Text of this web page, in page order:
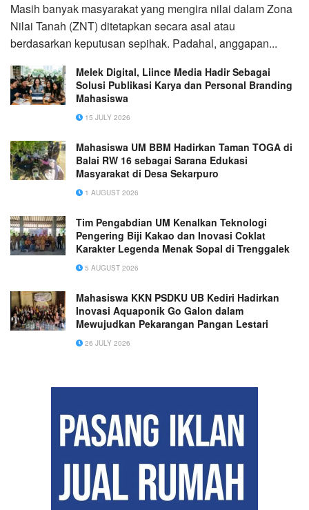
Masih banyak masyarakat yang mengira nilai dalam Zona
Nilai Tanah (ZNT) ditetapkan secara asal atau
berdasarkan keputusan sepihak. Padahal, anggapan...
Melek Digital, Liince Media Hadir Sebagai
Solusi Publikasi Karya dan Personal Branding
Mahasiswa
15 JULY 2026
Mahasiswa UM BBM Hadirkan Taman TOGA di
Balai RW 16 sebagai Sarana Edukasi
Masyarakat di Desa Sekarpuro
1 AUGUST 2026
Tim Pengabdian UM Kenalkan Teknologi
Pengering Biji Kakao dan Inovasi Coklat
Karakter Legenda Menak Sopal di Trenggalek
5 AUGUST 2026
Mahasiswa KKN PSDKU UB Kediri Hadirkan
Inovasi Aquaponik Go Galon dalam
Mewujudkan Pekarangan Pangan Lestari
26 JULY 2026